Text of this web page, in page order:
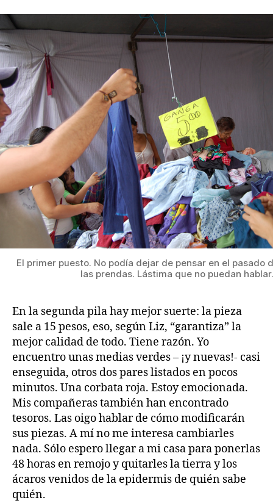
El primer puesto. No podía dejar de pensar en el pasado
las prendas. Lástima que no puedan hablar.
En la segunda pila hay mejor suerte: la pieza
sale a 15 pesos, eso, según Liz, “garantiza” la
mejor calidad de todo. Tiene razón. Yo
encuentro unas medias verdes – ¡y nuevas!- casi
enseguida, otros dos pares listados en pocos
minutos. Una corbata roja. Estoy emocionada.
Mis compañeras también han encontrado
tesoros. Las oigo hablar de cómo modificarán
sus piezas. A mí no me interesa cambiarles
nada. Sólo espero llegar a mi casa para ponerlas
48 horas en remojo y quitarles la tierra y los
ácaros venidos de la epidermis de quién sabe
quién.